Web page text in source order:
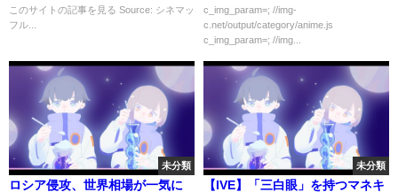
TRANSLATION
このサイトの記事を見る Source: シネマッ
フル...
c_img_param=; //img-
c.net/output/category/anime.js
c_img_param=; //img...
未分類
ロシア侵攻、世界相場が一気に
未分類
【IVE】「三白眼」を持つマネキ